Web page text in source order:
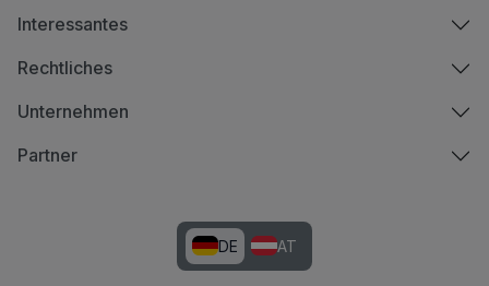
Interessantes
Rechtliches
Unternehmen
Partner
DE AT